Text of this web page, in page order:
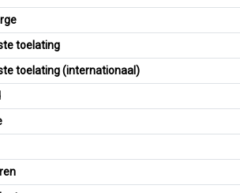
toelating
toelating (internationaal)